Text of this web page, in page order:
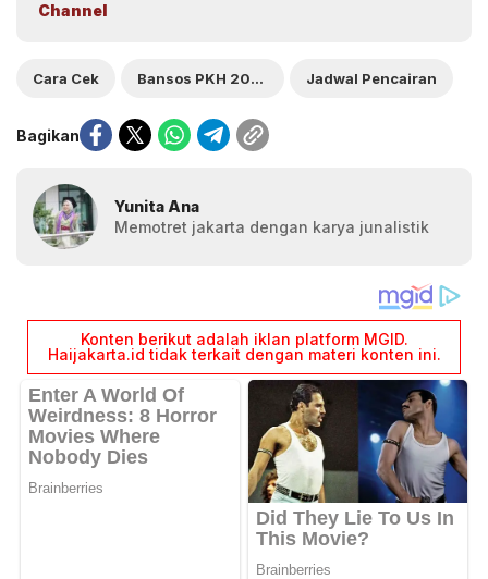
Channel
Cara Cek Bansos PKH 2025 Jadwal Pencairan
Bagikan
Yunita Ana
Memotret jakarta dengan karya junalistik